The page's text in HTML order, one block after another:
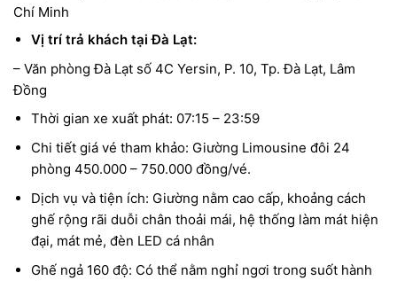
Chí Minh
Vị trí trả khách tại Đà Lạt:
– Văn phòng Đà Lạt số 4C Yersin, P. 10, Tp. Đà Lạt, Lâm
Đồng
Thời gian xe xuất phát: 07:15 – 23:59
Chi tiết giá vé tham khảo: Giường Limousine đôi 24
phòng 450.000 – 750.000 đồng/vé.
Dịch vụ và tiện ích: Giường nằm cao cấp, khoảng cách
ghế rộng rãi duỗi chân thoải mái, hệ thống làm mát hiện
đại, mát mẻ, đèn LED cá nhân
Ghế ngả 160 độ: Có thể nằm nghỉ ngơi trong suốt hành